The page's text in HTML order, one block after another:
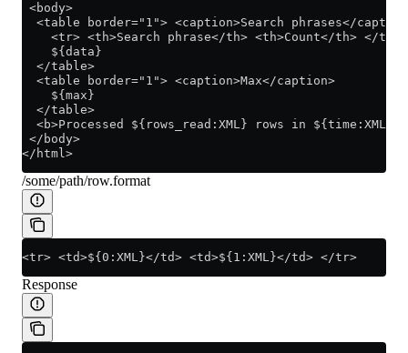
<body>
<table border="1"> <caption>Search phrases</
    <tr> <th>Search phrase</th> <th>Count</th> </tr>
    ${data}
  </table>
  <table border="1"> <caption>Max</caption>
    ${max}
  </table>
<b>Processed ${rows_read:XML} rows in ${time:XML}
</body>
</html>
/some/path/row.format
<tr> <td>${0:XML}</td> <td>${1:XML}</td> </tr>
Response